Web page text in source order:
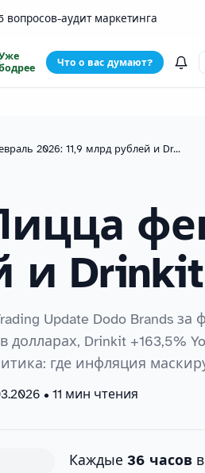
вопросов-аудит маркетинга
Что о вас думают?
Додо Пицца февраль 2026: 11,9 млрд рублей и Drinkit рвёт шаблоны
и
Update Dodo Brands за
долларах, Drinkit +163,5%
где инфляция
• 11 мин чтения
Каждые36 часов